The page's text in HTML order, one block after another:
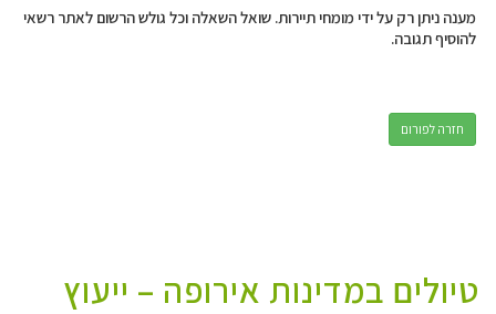
מענה ניתן רק על ידי מומחי תיירות. שואל השאלה וכל גולש הרשום לאתר רשאי
להוסיף תגובה.
חזרה לפורום
טיולים במדינות אירופה – ייעוץ